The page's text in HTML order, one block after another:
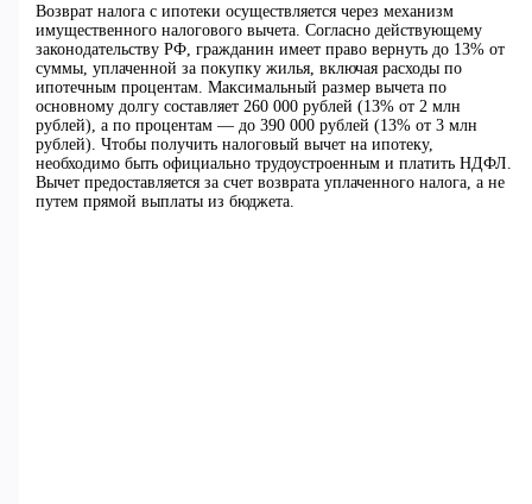
Возврат налога с ипотеки осуществляется через механизм
имущественного налогового вычета. Согласно действующему
законодательству РФ, гражданин имеет право вернуть до 13% от
суммы, уплаченной за покупку жилья, включая расходы по
ипотечным процентам. Максимальный размер вычета по
основному долгу составляет 260 000 рублей (13% от 2 млн
рублей), а по процентам — до 390 000 рублей (13% от 3 млн
рублей). Чтобы получить налоговый вычет на ипотеку,
необходимо быть официально трудоустроенным и платить НДФЛ.
Вычет предоставляется за счет возврата уплаченного налога, а не
путем прямой выплаты из бюджета.